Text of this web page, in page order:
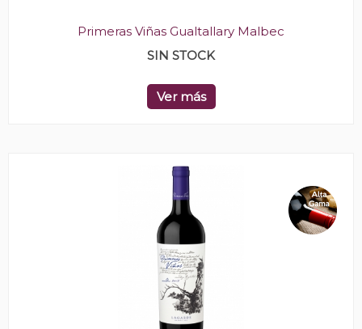
Primeras Viñas Gualtallary Malbec
SIN STOCK
Ver más